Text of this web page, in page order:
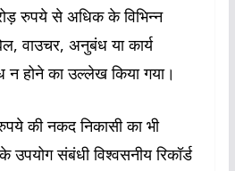
रुपये से अधिक के विभिन्न
वाउचर, अनुबंध या कार्य
न होने का उल्लेख किया गया।
की नकद निकासी का भी
संबंधी विश्वसनीय रिकॉर्ड